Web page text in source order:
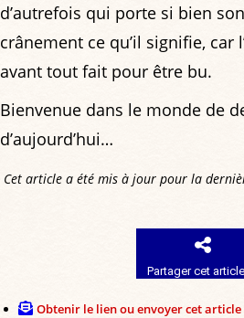
d’autrefois qui porte si bien
crânement ce qu’il signifie, car
avant tout fait pour être bu.
Bienvenue dans le monde de
d’aujourd’hui…
Cet article a été mis à jour pour la
Partager cet article
Obtenir le lien ou envoyer cet article